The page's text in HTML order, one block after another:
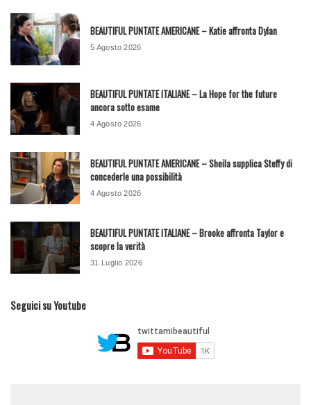
BEAUTIFUL PUNTATE AMERICANE – Katie affronta Dylan
5 Agosto 2026
BEAUTIFUL PUNTATE ITALIANE – La Hope for the future
ancora sotto esame
4 Agosto 2026
BEAUTIFUL PUNTATE AMERICANE – Sheila supplica Steffy di
concederle una possibilità
4 Agosto 2026
BEAUTIFUL PUNTATE ITALIANE – Brooke affronta Taylor e
scopre la verità
31 Luglio 2026
Seguici su Youtube